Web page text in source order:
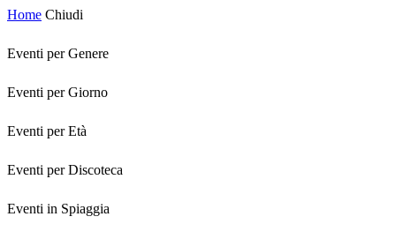
Home Chiudi
Eventi per Genere
Eventi per Giorno
Eventi per Età
Eventi per Discoteca
Eventi in Spiaggia